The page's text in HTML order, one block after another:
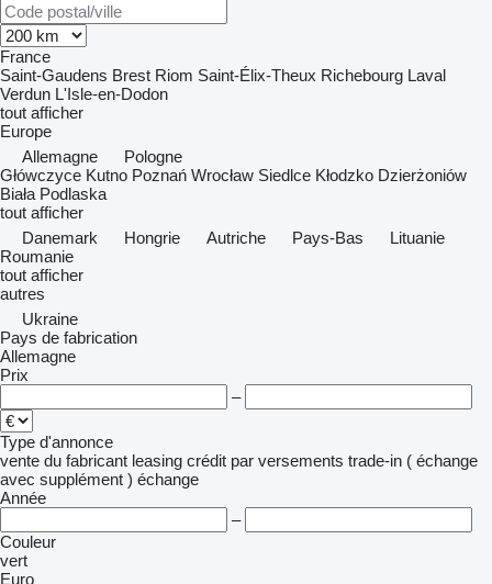
France
Saint-Gaudens Brest Riom Saint-Élix-Theux Richebourg Laval
Verdun L'Isle-en-Dodon
tout afficher
Europe
Allemagne
Pologne
Główczyce Kutno Poznań Wrocław Siedlce Kłodzko Dzierżoniów
Biała Podlaska
tout afficher
Danemark
Hongrie Autriche Pays-Bas
Lituanie
Roumanie
tout afficher
autres
Ukraine
Pays de fabrication
Allemagne
Prix
–
Type d'annonce
vente du fabricant leasing crédit par versements trade-in ( échange
avec supplément ) échange
Année
–
Couleur
vert
Euro